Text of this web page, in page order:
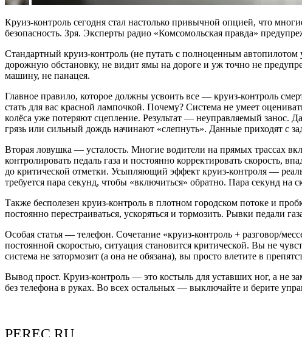
Круиз-контроль сегодня стал настолько привычной опцией, что
безопасность. Зря. Эксперты радио «Комсомольская правда»
Стандартный круиз-контроль (не путать с полноценным
дорожную обстановку, не видит ямы на дороге и уж точно не
машину, не панацея.
Главное правило, которое должны усвоить все — круиз-контроль
стать для вас красной лампочкой. Почему? Система не умеет
колёса уже потеряют сцепление. Результат — неуправляемый
грязь или сильный дождь начинают «слепнуть». Данные приходят с
Вторая ловушка — усталость. Многие водители на прямых трассах
контролировать педаль газа и постоянно корректировать скорость,
до критической отметки. Усыпляющий эффект круиз-контроля —
требуется пара секунд, чтобы «включиться» обратно. Пара секунд
Также бесполезен круиз-контроль в плотном городском потоке и
постоянно перестраиваться, ускоряться и тормозить. Рывки педали
Особая статья — телефон. Сочетание «круиз-контроль + разговор/
постоянной скоростью, ситуация становится критической. Вы не
система не затормозит (а она не обязана), вы просто влетите в
Вывод прост. Круиз-контроль — это костыль для уставших ног, а не
без телефона в руках. Во всех остальных — выключайте и берите